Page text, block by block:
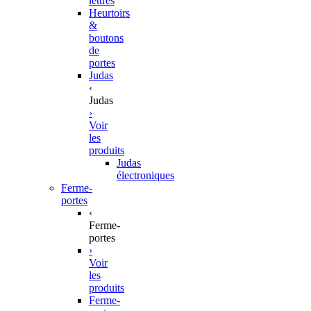
Heurtoirs
&
boutons
de
portes
Judas
‹
Judas
›
Voir
les
produits
Judas
électroniques
Ferme-
portes
‹
Ferme-
portes
›
Voir
les
produits
Ferme-